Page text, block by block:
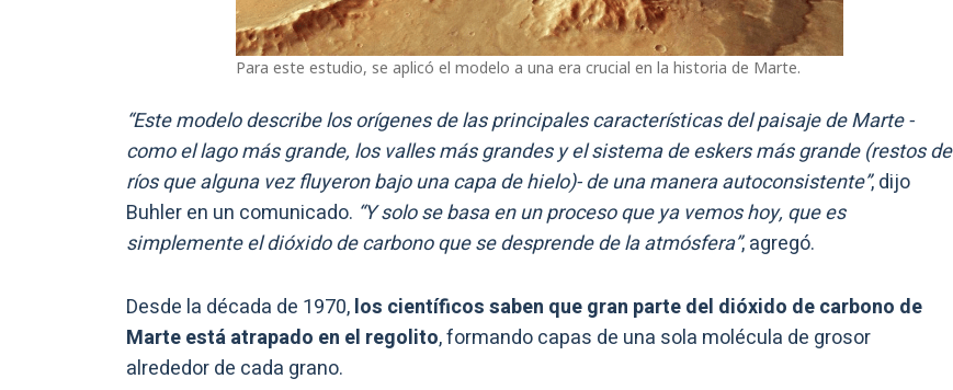
Para este estudio, se aplicó el modelo a una era crucial en la historia de Marte.
“Este modelo describe los orígenes de las principales características del paisaje de Marte -
como el lago más grande, los valles más grandes y el sistema de eskers más grande (restos de
ríos que alguna vez fluyeron bajo una capa de hielo)- de una manera autoconsistente”, dijo
Buhler en un comunicado. “Y solo se basa en un proceso que ya vemos hoy, que es
simplemente el dióxido de carbono que se desprende de la atmósfera”, agregó.
Desde la década de 1970,los científicos saben que gran parte del dióxido de carbono de
Marte está atrapado en el regolito, formando capas de una sola molécula de grosor
alrededor de cada grano.